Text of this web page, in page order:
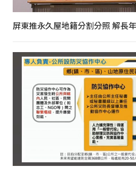
屏東推永久屋地籍分割分照 解長